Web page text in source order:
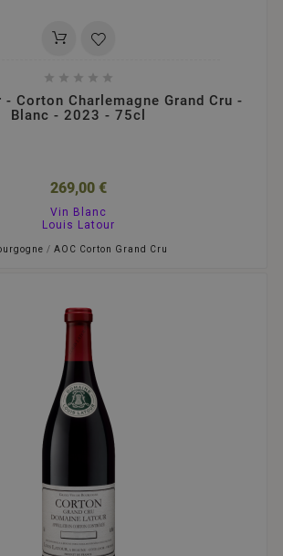
    
Corton Charlemagne Grand Cru -
Blanc - 2023 - 75cl
269,00 €
Vin Blanc
Louis Latour
/ AOC Corton Grand Cru